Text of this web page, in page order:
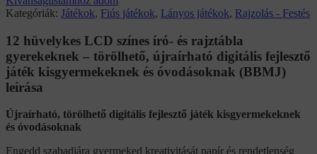
Kategóriák: Játékok, Fiús játékok, Lányos játékok, Rajzolás - Festés
12 hüvelykes LCD színes író- és rajztábla
gyerekeknek – törölhető, újraírható digitális fejlesztő
játék kisgyermekeknek és óvodásoknak (BBMJ)
leírása
Újraírható, törölhető digitális fejlesztő játék kisgyermekeknek
és óvodásoknak
Engedd szabadjára gyermeked kreativitását papír és rendetlenség